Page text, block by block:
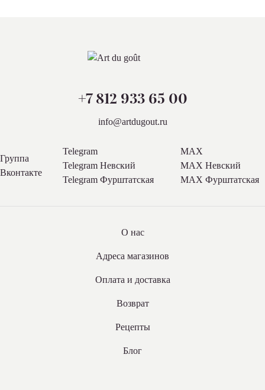
+7 812 933 65 00
info@artdugout.ru
Группа
Вконтакте
Telegram
Telegram Невский
Telegram Фурштатская
MAX
MAX Невский
MAX Фурштатская
О нас
Адреса магазинов
Оплата и доставка
Возврат
Рецепты
Блог